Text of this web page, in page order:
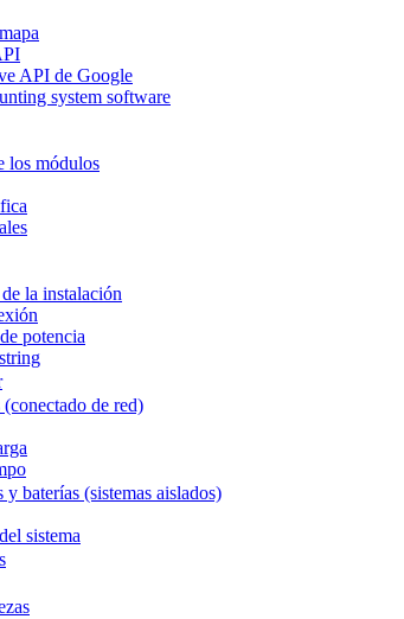
API de Google
system software
los módulos
la instalación
potencia
(conectado de red)
y baterías (sistemas aislados)
sistema